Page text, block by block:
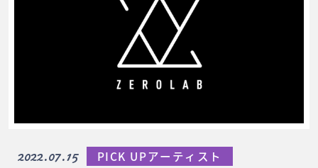
2022.07.15 PICK UPアーティスト